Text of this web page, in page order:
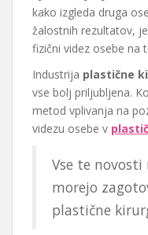
kako izgleda druga
žalostnih rezultatov,
fizični videz osebe na
Industrija plastične
vse bolj priljubljena.
metod vplivanja na
videzu osebe v
Vse te
morejo
plastične